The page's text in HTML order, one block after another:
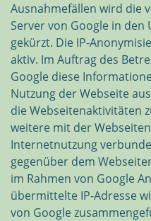
Ausnahmefällen wird die
Server von Google in
gekürzt. Die IP-
aktiv. Im Auftrag des
Google diese
Nutzung der Webseite
die Webseitenaktivitäten
weitere mit der
Internetnutzung
gegenüber dem
im Rahmen von Google
übermittelte IP-Adresse
von Google